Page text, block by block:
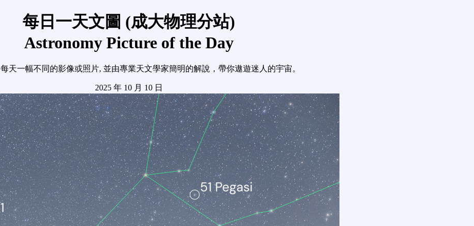
每日一天文圖 (成大物理分站)
Astronomy Picture of the Day
每天一幅不同的影像或照片, 並由專業天文學家簡明的解說，帶你遨遊迷人的宇宙。
2025 年 10 月 10 日